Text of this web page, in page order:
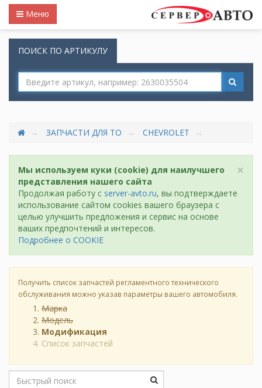
Меню
ПОИСК ПО АРТИКУЛУ
ЗАПЧАСТИ ДЛЯ ТО CHEVROLET
×
Мы используем куки (cookie) для наилучшего
представления нашего сайта
Продолжая работу с server-avto.ru, вы подтверждаете
использование сайтом cookies вашего браузера с
целью улучшить предложения и сервис на основе
ваших предпочтений и интересов.
Подробнее о COOKIE
Получить список запчастей регламентного технического
обслуживания можно указав параметры вашего автомобиля.
Марка
Модель
Модификация
Список запчастей